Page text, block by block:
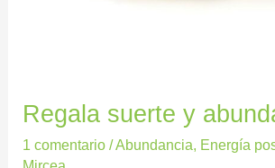
Regala suerte y
1 comentario /Abundancia, Energía